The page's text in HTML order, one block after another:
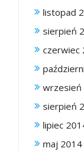
listopad
sierpień
czerwiec
wrzesień
sierpień
lipiec
maj 2014